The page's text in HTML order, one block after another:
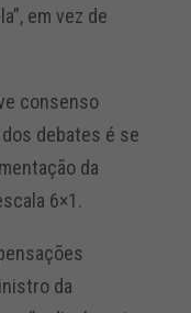
em vez de
consenso
debates é se
da
6×1.
da